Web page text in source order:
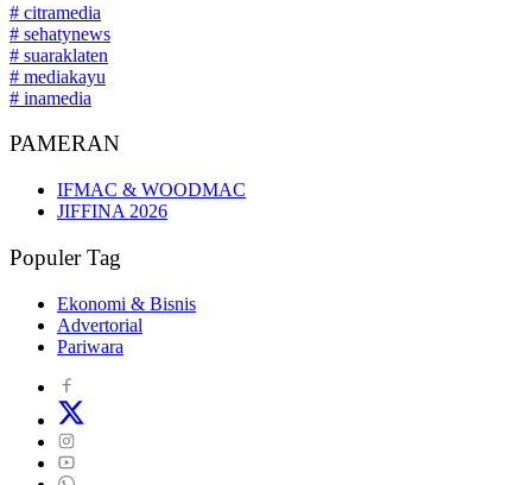
# citramedia
# sehatynews
# suaraklaten
# mediakayu
# inamedia
PAMERAN
IFMAC & WOODMAC
JIFFINA 2026
Populer Tag
Ekonomi & Bisnis
Advertorial
Pariwara